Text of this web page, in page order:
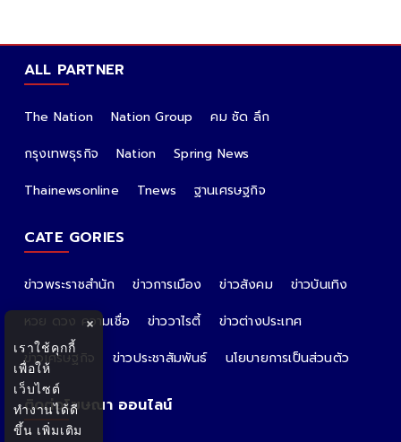
ALL PARTNER
The Nation Nation Group
คม ชัด ลึก
กรุงเทพธุรกิจ
Nation
Spring News
Thainewsonline
Tnews ฐานเศรษฐกิจ
CATE GORIES
ข่าวพระราชสำนัก ข่าวการเมือง ข่าวสังคม
ข่าวบันเทิง
หวย ดวง ความเชื่อ
ข่าววาไรตี้
ข่าวต่างประเทศ
ข่าวเศรษฐกิจ
ข่าวประชาสัมพันธ์ นโยบายการเป็นส่วนตัว
ติดต่อโฆษณา ออนไลน์
×
เราใช้คุกกี้
เพื่อให้
เว็บไซต์
ทำงานได้ดี
ขึ้น เพิ่มเติม